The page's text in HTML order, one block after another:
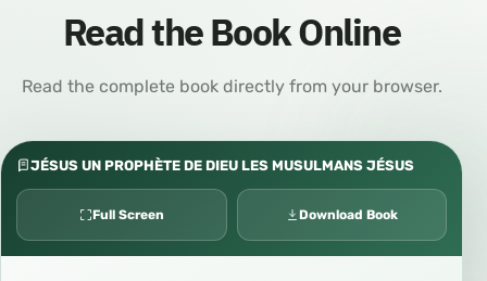
Read the Book Online
Read the complete book directly from your browser.
JÉSUS UN PROPHÈTE DE DIEU LES MUSULMANS JÉSUS
Full Screen Download Book